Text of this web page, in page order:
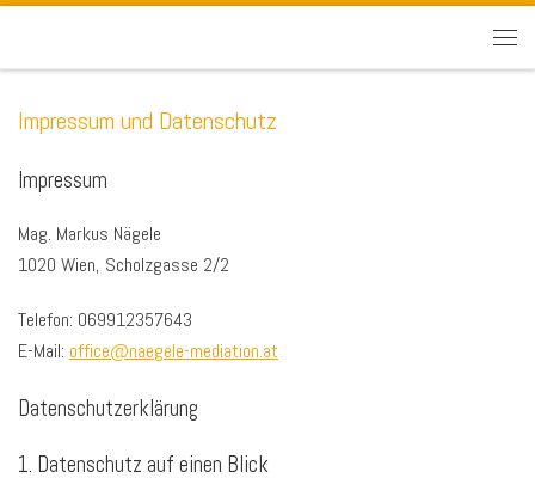
Impressum und Datenschutz
Impressum
Mag. Markus Nägele
1020 Wien, Scholzgasse 2/2
Telefon: 069912357643
E-Mail: office@naegele-mediation.at
Datenschutzerklärung
1. Datenschutz auf einen Blick